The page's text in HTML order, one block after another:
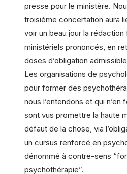
presse pour le ministère.
troisième concertation aura
voir un beau jour la
ministériels prononcés, en
doses d’obligation
Les organisations de
pour former des
nous l’entendons et qui
sont vus promettre la haute
défaut de la chose, via
un cursus renforcé en
dénommé à contre-sens
psychothérapie”.